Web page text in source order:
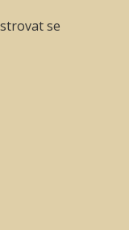
se